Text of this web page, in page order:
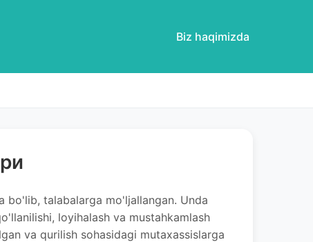
Biz haqimizda
bo'lib, talabalarga mo'ljallangan. Unda
loyihalash va mustahkamlash
va qurilish sohasidagi mutaxassislarga